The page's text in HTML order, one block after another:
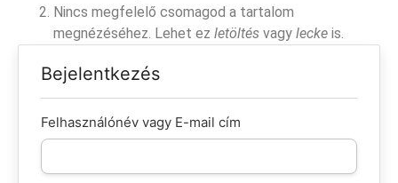
Nincs megfelelő csomagod a tartalom
megnézéséhez. Lehet ez letöltés vagy lecke is.
Bejelentkezés
Felhasználónév vagy E-mail cím